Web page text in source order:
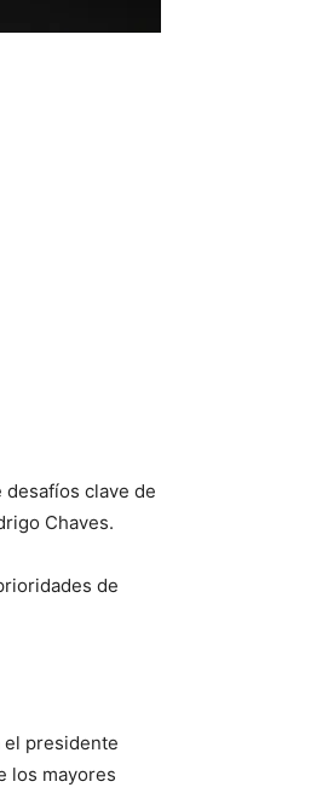
desafíos clave de
Chaves.
de
el presidente
los mayores